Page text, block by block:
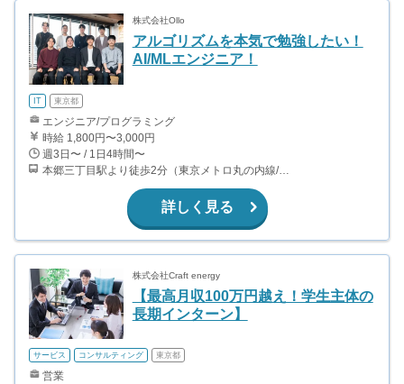
株式会社Ollo
アルゴリズムを本気で勉強したい！
AI/MLエンジニア！
IT 東京都
エンジニア/プログラミング
時給 1,800円〜3,000円
週3日〜 / 1日4時間〜
本郷三丁目駅より徒歩2分（東京メトロ丸の内線/都営地下鉄大江戸線）
詳しく見る
株式会社Craft energy
【最高月収100万円越え！学生主体の
長期インターン】
サービス コンサルティング 東京都
営業